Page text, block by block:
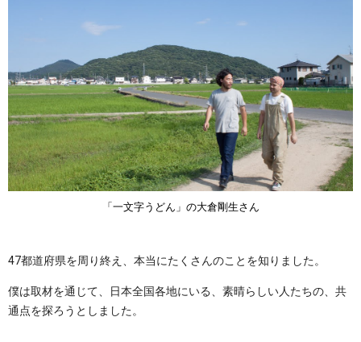
「一文字うどん」の大倉剛生さん
47都道府県を周り終え、本当にたくさんのことを知りました。
僕は取材を通じて、日本全国各地にいる、素晴らしい人たちの、共
通点を探ろうとしました。